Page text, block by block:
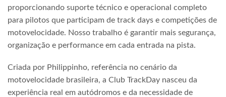
proporcionando suporte técnico e operacional completo
para pilotos que participam de track days e competições de
motovelocidade. Nosso trabalho é garantir mais segurança,
organização e performance em cada entrada na pista.
Criada por Philippinho, referência no cenário da
motovelocidade brasileira, a Club TrackDay nasceu da
experiência real em autódromos e da necessidade de